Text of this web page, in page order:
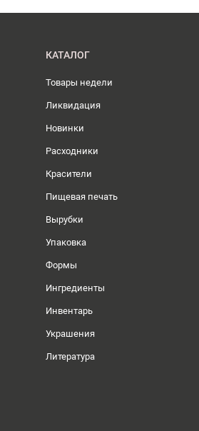
КАТАЛОГ
Товары недели
Ликвидация
Новинки
Расходники
Красители
Пищевая печать
Вырубки
Упаковка
Формы
Ингредиенты
Инвентарь
Украшения
Литература